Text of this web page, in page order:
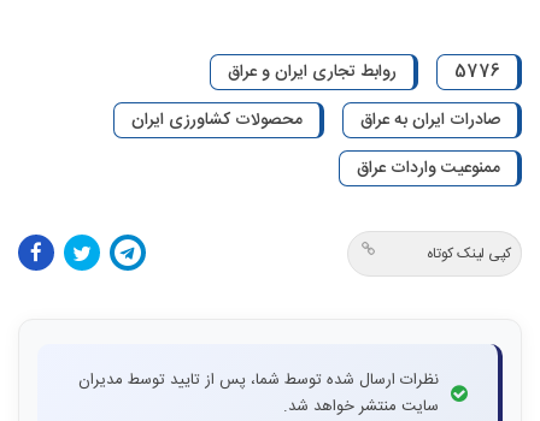
5776
روابط تجاری ایران و عراق
صادرات ایران به عراق
محصولات کشاورزی ایران
ممنوعیت واردات عراق
کپی لینک کوتاه
نظرات ارسال شده توسط شما، پس از تایید توسط مدیران
سایت منتشر خواهد شد.